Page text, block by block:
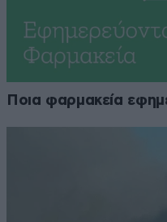
Ποια φαρμακεία